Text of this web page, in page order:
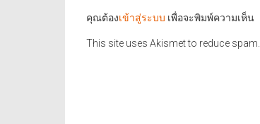
คุณต้องเข้าสู่ระบบ เพื่อจะพิมพ์ความเห็น
This site uses Akismet to reduce spam.